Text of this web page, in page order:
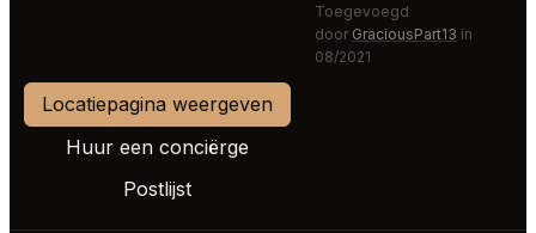
Toegevoegd
door GraciousPart13 in
08/2021
Locatiepagina weergeven
Huur een conciërge
Postlijst